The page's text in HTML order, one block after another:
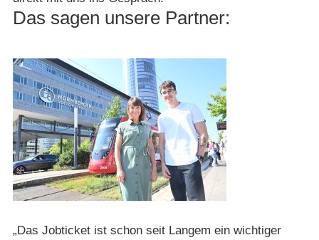
Das sagen unsere Partner:
„Das Jobticket ist schon seit Langem ein wichtiger